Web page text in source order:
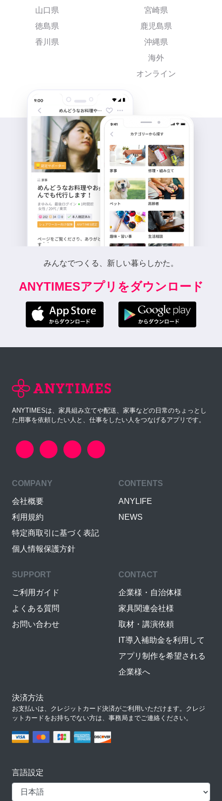
山口県
徳島県
香川県
宮崎県
鹿児島県
沖縄県
海外
オンライン
みんなでつくる、新しい暮らしかた。
ANYTIMESアプリをダウンロード
ANYTIMESは、家具組み立てや配送、家事などの日常のちょっとし
た用事を依頼したい人と、仕事をしたい人をつなげるアプリです。
COMPANY
会社概要
利用規約
特定商取引に基づく表記
個人情報保護方針
CONTENTS
ANYLIFE
NEWS
SUPPORT
ご利用ガイド
よくある質問
お問い合わせ
CONTACT
企業様・自治体様
家具関連会社様
取材・講演依頼
IT導入補助金を利用して
アプリ制作を希望される
企業様へ
決済方法
お支払いは、クレジットカード決済がご利用いただけます。クレジ
ットカードをお持ちでない方は、事務局までご連絡ください。
言語設定